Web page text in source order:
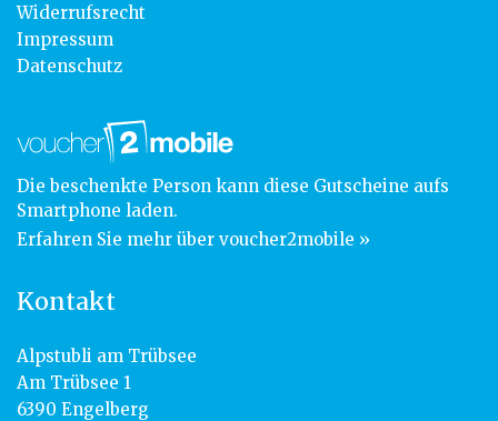
Widerrufsrecht
Impressum
Datenschutz
Die beschenkte Person kann diese Gutscheine aufs
Smartphone laden.
Erfahren Sie mehr über voucher2mobile »
Kontakt
Alpstubli am Trübsee
Am Trübsee 1
6390 Engelberg